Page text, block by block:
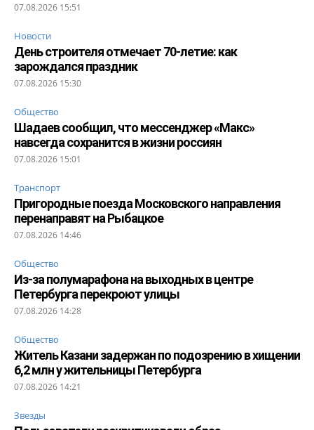
07.08.2026 15:51
Новости
День строителя отмечает 70-летие: как
зарождался праздник
07.08.2026 15:30
Общество
Шадаев сообщил, что мессенджер «Макс»
навсегда сохранится в жизни россиян
07.08.2026 15:01
Транспорт
Пригородные поезда Московского направления
перенаправят на Рыбацкое
07.08.2026 14:46
Общество
Из-за полумарафона на выходных в центре
Петербурга перекроют улицы
07.08.2026 14:28
Общество
Житель Казани задержан по подозрению в хищении
6,2 млн у жительницы Петербурга
07.08.2026 14:21
Звезды